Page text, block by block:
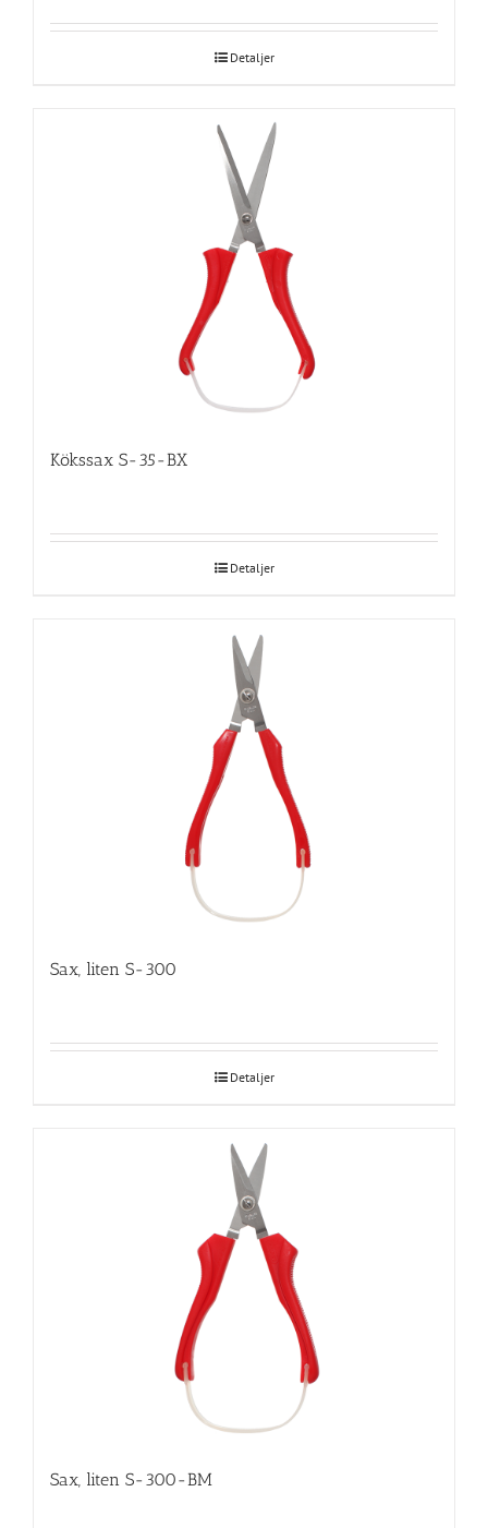
Detaljer
Kökssax S-35-BX
Detaljer
Sax, liten S-300
Detaljer
Sax, liten S-300-BM